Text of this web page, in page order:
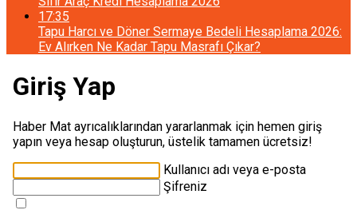
17:35
Tapu Harcı ve Döner Sermaye Bedeli Hesaplama 2026:
Ev Alırken Ne Kadar Tapu Masrafı Çıkar?
Giriş Yap
Haber Mat ayrıcalıklarından yararlanmak için hemen giriş
yapın veya hesap oluşturun, üstelik tamamen ücretsiz!
Kullanıcı adı veya e-posta
Şifreniz